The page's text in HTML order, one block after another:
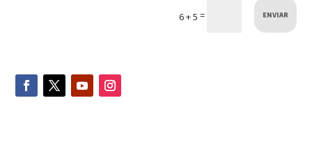
6 + 5 = ENVIAR